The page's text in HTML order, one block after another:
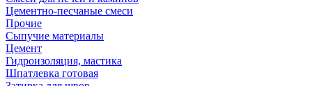
Цементно-песчаные смеси
Прочие
Сыпучие материалы
Цемент
Гидроизоляция, мастика
Шпатлевка готовая